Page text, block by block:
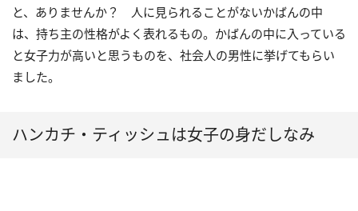
と、ありませんか？ 人に見られることがないかばんの中
は、持ち主の性格がよく表れるもの。かばんの中に入っている
と女子力が高いと思うものを、社会人の男性に挙げてもらい
ました。
ハンカチ・ティッシュは女子の身だしなみ